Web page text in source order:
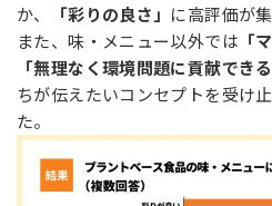
か、
「彩りの良さ」 に高評価が
また、味・メニュー以外では 「
「無理なく環境問題に貢献できる
ちが伝えたいコンセプトを受け
た。